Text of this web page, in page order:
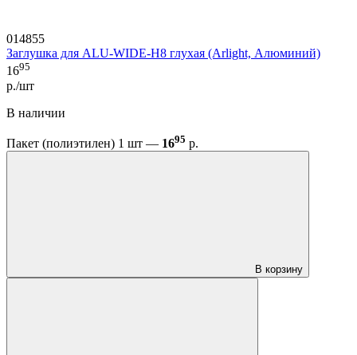
014855
Заглушка для ALU-WIDE-H8 глухая (Arlight, Алюминий)
1695
р./шт
В наличии
Пакет (полиэтилен) 1 шт — 1695 р.
В корзину